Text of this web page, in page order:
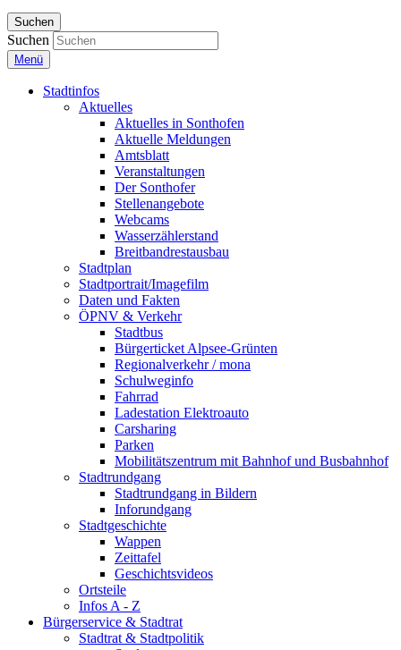
Suchen
Suchen
Menü
Stadtinfos
Aktuelles
Aktuelles in Sonthofen
Aktuelle Meldungen
Amtsblatt
Veranstaltungen
Der Sonthofer
Stellenangebote
Webcams
Wasserzählerstand
Breitbandrestausbau
Stadtplan
Stadtportrait/Imagefilm
Daten und Fakten
ÖPNV & Verkehr
Stadtbus
Bürgerticket Alpsee-Grünten
Regionalverkehr / mona
Schulweginfo
Fahrrad
Ladestation Elektroauto
Carsharing
Parken
Mobilitätszentrum mit Bahnhof und Busbahnhof
Stadtrundgang
Stadtrundgang in Bildern
Inforundgang
Stadtgeschichte
Wappen
Zeittafel
Geschichtsvideos
Ortsteile
Infos A - Z
Bürgerservice & Stadtrat
Stadtrat & Stadtpolitik